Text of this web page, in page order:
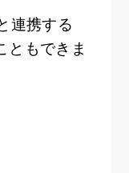
連携する
ともできま